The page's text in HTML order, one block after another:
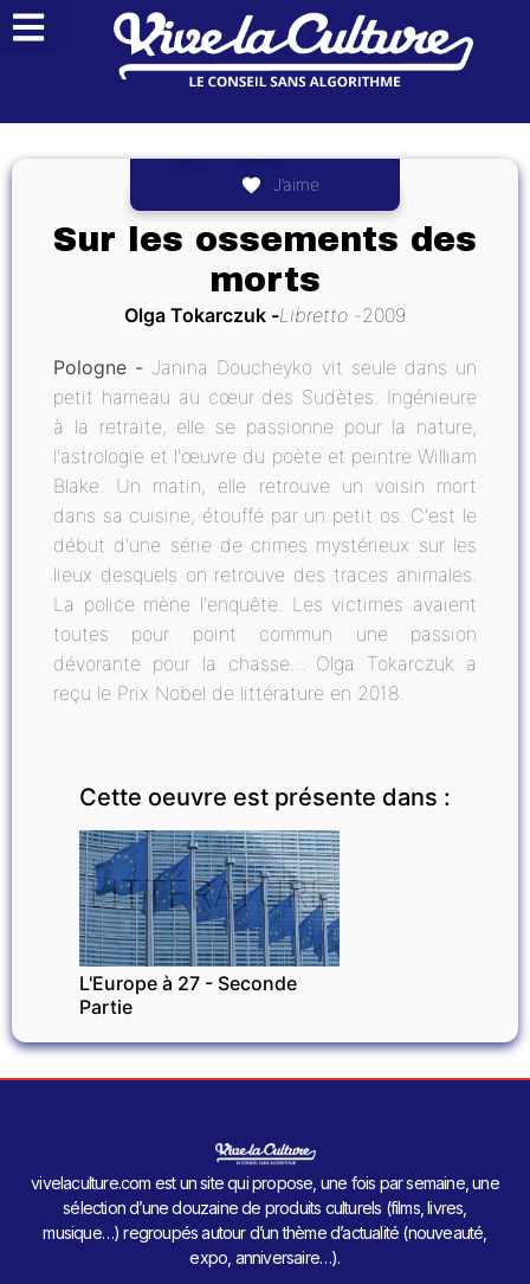
J’aime
Sur les ossements des
morts
Olga Tokarczuk Libretto 2009
Pologne - Janina Doucheyko vit seule dans un
petit hameau au cœur des Sudètes. Ingénieure
à la retraite, elle se passionne pour la nature,
l'astrologie et l'œuvre du poète et peintre William
Blake. Un matin, elle retrouve un voisin mort
dans sa cuisine, étouffé par un petit os. C'est le
début d'une série de crimes mystérieux sur les
lieux desquels on retrouve des traces animales.
La police mène l'enquête. Les victimes avaient
toutes pour point commun une passion
dévorante pour la chasse… Olga Tokarczuk a
reçu le Prix Nobel de littérature en 2018.
Cette oeuvre est présente dans :
LITTÉRATURE
L'Europe à 27 - Seconde
Partie
vivelaculture.com est un site qui propose, une fois par semaine, une
sélection d’une douzaine de produits culturels (films, livres,
musique…) regroupés autour d’un thème d’actualité (nouveauté,
expo, anniversaire…).